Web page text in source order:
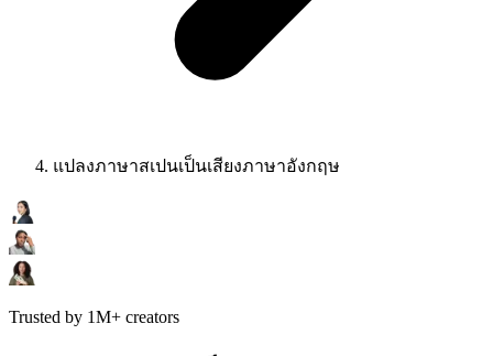
แปลงภาษาสเปนเป็นเสียงภาษาอังกฤษ
Trusted by 1M+ creators